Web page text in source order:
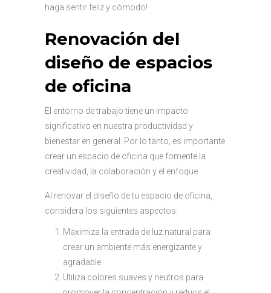
haga sentir feliz y cómodo!
Renovación del
diseño de espacios
de oficina
El entorno de trabajo tiene un impacto
significativo en nuestra productividad y
bienestar en general. Por lo tanto, es importante
crear un espacio de oficina que fomente la
creatividad, la colaboración y el enfoque.
Al renovar el diseño de tu espacio de oficina,
considera los siguientes aspectos:
Maximiza la entrada de luz natural para
crear un ambiente más energizante y
agradable.
Utiliza colores suaves y neutros para